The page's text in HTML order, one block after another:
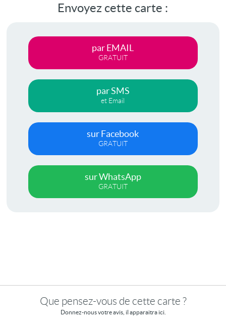
Envoyez cette carte :
par EMAIL
GRATUIT
par SMS
et Email
sur Facebook
GRATUIT
sur WhatsApp
GRATUIT
Que pensez-vous de cette carte ?
Donnez-nous votre avis, il apparaitra ici.